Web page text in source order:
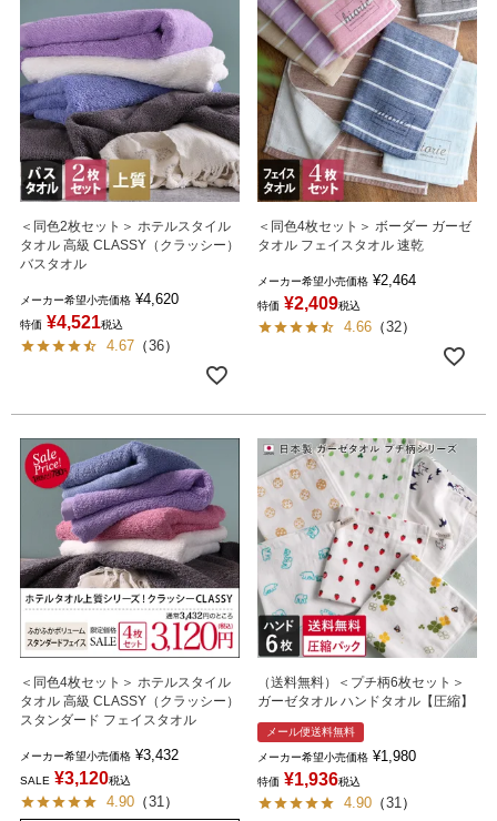
＜同色2枚セット＞ ホテルスタイル
タオル 高級 CLASSY（クラッシー）
バスタオル
メーカー希望小売価格 ¥4,620
特価 ¥4,521税込
4.67 （36）
＜同色4枚セット＞ ボーダー ガーゼ
タオル フェイスタオル 速乾
メーカー希望小売価格 ¥2,464
特価 ¥2,409税込
4.66 （32）
＜同色4枚セット＞ ホテルスタイル
タオル 高級 CLASSY（クラッシー）
スタンダード フェイスタオル
メーカー希望小売価格 ¥3,432
SALE ¥3,120税込
4.90 （31 ）
（送料無料）＜プチ柄6枚セット＞
ガーゼタオル ハンドタオル【圧縮】
メール便送料無料
メーカー希望小売価格 ¥1,980
特価 ¥1,936税込
4.90 （31 ）